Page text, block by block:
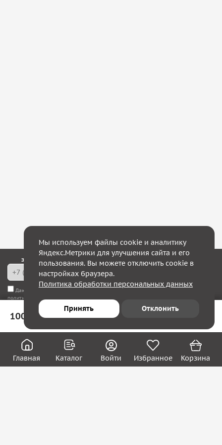
Главная Каталог Избранное
Войти Корзина
100 ₽
Закажите обратный звонок — в течение 10 минут мы с Вами свяжемся!
Даю согласие на обработку моих персональных данных
политикой конфиденциальности
Юридическим лицам
Акции
Вакансии
Контакты
Мы используем файлы cookie и аналитику
Яндекс.Метрики для улучшения сайта и его
пользования. Вы можете отключить cookie в
настройках браузера.
Политика обработки персональных данных
Принять Отклонить